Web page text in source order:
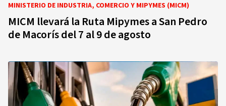
MINISTERIO DE INDUSTRIA, COMERCIO Y MIPYMES (MICM)
MICM llevará la Ruta Mipymes a San Pedro
de Macorís del 7 al 9 de agosto